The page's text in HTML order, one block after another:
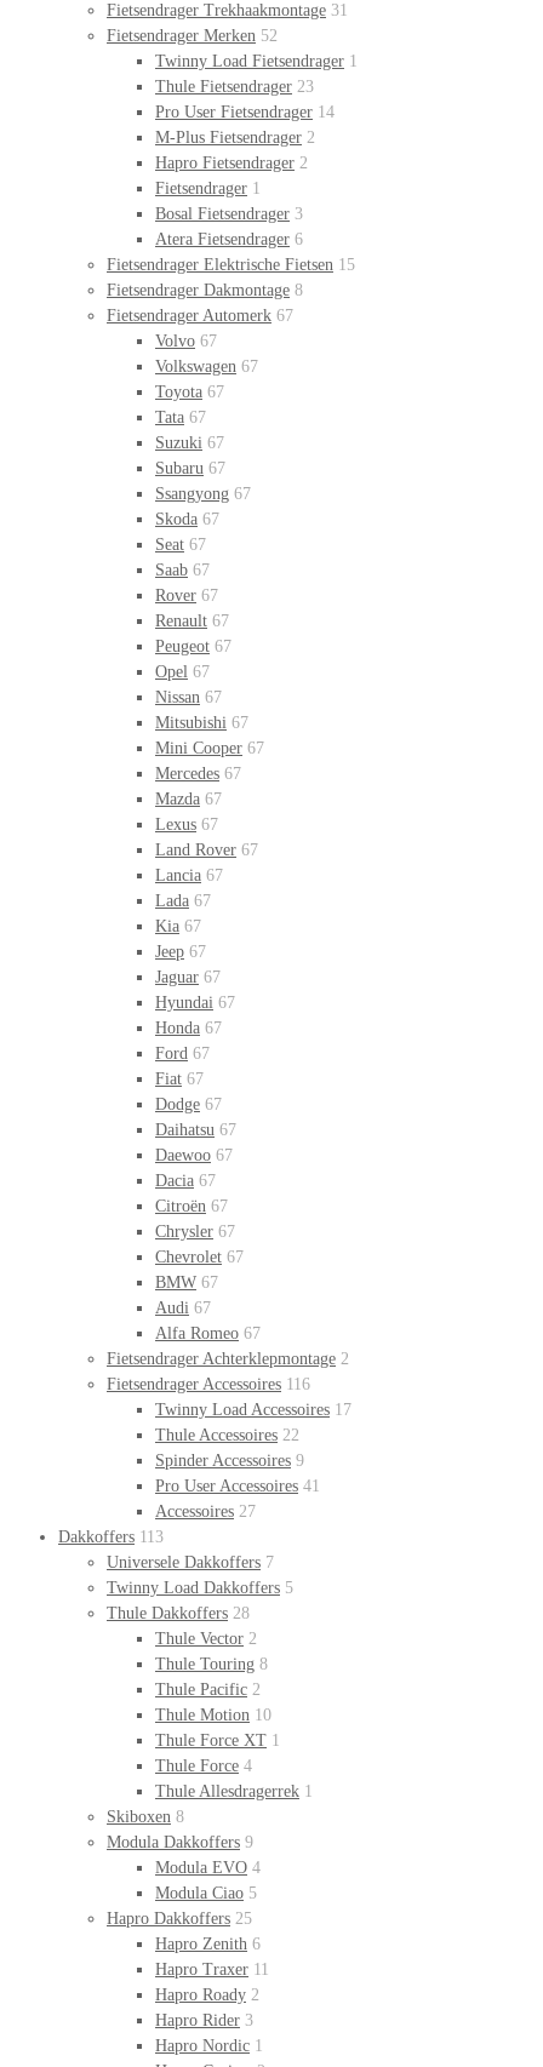
Fietsendrager Trekhaakmontage 31
Fietsendrager Merken 52
Twinny Load Fietsendrager 1
Thule Fietsendrager 23
Pro User Fietsendrager 14
M-Plus Fietsendrager 2
Hapro Fietsendrager 2
Fietsendrager 1
Bosal Fietsendrager 3
Atera Fietsendrager 6
Fietsendrager Elektrische Fietsen 15
Fietsendrager Dakmontage 8
Fietsendrager Automerk 67
Volvo 67
Volkswagen 67
Toyota 67
Tata 67
Suzuki 67
Subaru 67
Ssangyong 67
Skoda 67
Seat 67
Saab 67
Rover 67
Renault 67
Peugeot 67
Opel 67
Nissan 67
Mitsubishi 67
Mini Cooper 67
Mercedes 67
Mazda 67
Lexus 67
Land Rover 67
Lancia 67
Lada 67
Kia 67
Jeep 67
Jaguar 67
Hyundai 67
Honda 67
Ford 67
Fiat 67
Dodge 67
Daihatsu 67
Daewoo 67
Dacia 67
Citroën 67
Chrysler 67
Chevrolet 67
BMW 67
Audi 67
Alfa Romeo 67
Fietsendrager Achterklepmontage 2
Fietsendrager Accessoires 116
Twinny Load Accessoires 17
Thule Accessoires 22
Spinder Accessoires 9
Pro User Accessoires 41
Accessoires 27
Dakkoffers 113
Universele Dakkoffers 7
Twinny Load Dakkoffers 5
Thule Dakkoffers 28
Thule Vector 2
Thule Touring 8
Thule Pacific 2
Thule Motion 10
Thule Force XT 1
Thule Force 4
Thule Allesdragerrek 1
Skiboxen 8
Modula Dakkoffers 9
Modula EVO 4
Modula Ciao 5
Hapro Dakkoffers 25
Hapro Zenith 6
Hapro Traxer 11
Hapro Roady 2
Hapro Rider 3
Hapro Nordic 1